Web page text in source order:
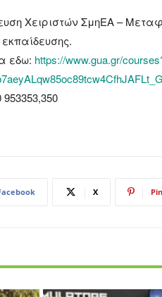
Χειριστών ΣμηΕΑ –
εδω: https://www.gua.gr/
X